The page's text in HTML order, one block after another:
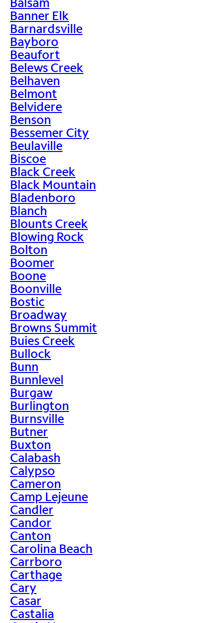
Banner Elk
Barnardsville
Bayboro
Beaufort
Belews Creek
Belhaven
Belmont
Belvidere
Benson
Bessemer City
Beulaville
Biscoe
Black Creek
Black Mountain
Bladenboro
Blanch
Blounts Creek
Blowing Rock
Bolton
Boomer
Boone
Boonville
Bostic
Broadway
Browns Summit
Buies Creek
Bullock
Bunn
Bunnlevel
Burgaw
Burlington
Burnsville
Butner
Buxton
Calabash
Calypso
Cameron
Camp Lejeune
Candler
Candor
Canton
Carolina Beach
Carrboro
Carthage
Cary
Casar
Castalia